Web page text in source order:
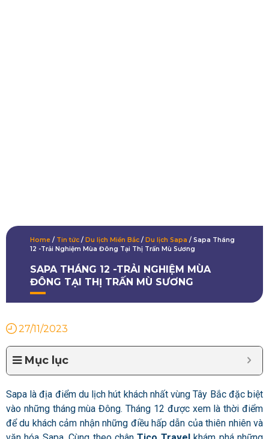
Home / Tin tức / Du lịch Miền Bắc / Du lịch Sapa / Sapa Tháng
12 -Trải Nghiệm Mùa Đông Tại Thị Trấn Mù Sương
SAPA THÁNG 12 -TRẢI NGHIỆM MÙA
ĐÔNG TẠI THỊ TRẤN MÙ SƯƠNG
27/11/2023
Mục lục
Sapa là địa điểm du lịch hút khách nhất vùng Tây Bắc đặc biệt
vào những tháng mùa Đông. Tháng 12 được xem là thời điểm
để du khách cảm nhận những điều hấp dẫn của thiên nhiên và